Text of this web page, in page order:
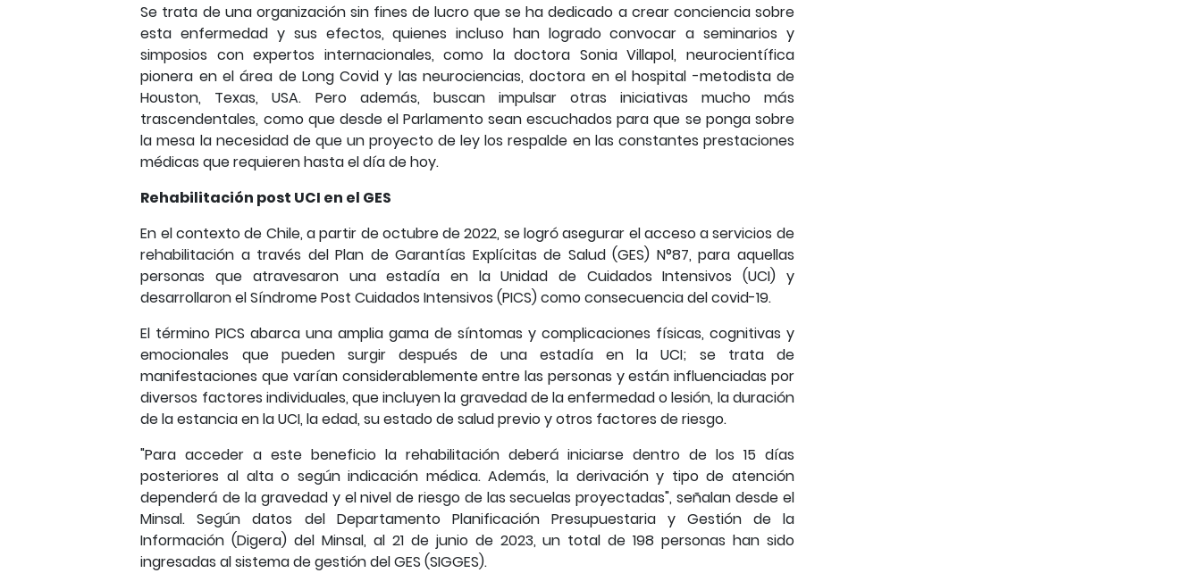
Se trata de una organización sin fines de lucro que se ha dedicado a crear conciencia sobre
esta enfermedad y sus efectos, quienes incluso han logrado convocar a seminarios y
simposios con expertos internacionales, como la doctora Sonia Villapol, neurocientífica
pionera en el área de Long Covid y las neurociencias, doctora en el hospital -metodista de
Houston, Texas, USA. Pero además, buscan impulsar otras iniciativas mucho más
trascendentales, como que desde el Parlamento sean escuchados para que se ponga sobre
la mesa la necesidad de que un proyecto de ley los respalde en las constantes prestaciones
médicas que requieren hasta el día de hoy.
Rehabilitación post UCI en el GES
En el contexto de Chile, a partir de octubre de 2022, se logró asegurar el acceso a servicios de
rehabilitación a través del Plan de Garantías Explícitas de Salud (GES) N°87, para aquellas
personas que atravesaron una estadía en la Unidad de Cuidados Intensivos (UCI) y
desarrollaron el Síndrome Post Cuidados Intensivos (PICS) como consecuencia del covid-19.
El término PICS abarca una amplia gama de síntomas y complicaciones físicas, cognitivas y
emocionales que pueden surgir después de una estadía en la UCI; se trata de
manifestaciones que varían considerablemente entre las personas y están influenciadas por
diversos factores individuales, que incluyen la gravedad de la enfermedad o lesión, la duración
de la estancia en la UCI, la edad, su estado de salud previo y otros factores de riesgo.
"Para acceder a este beneficio la rehabilitación deberá iniciarse dentro de los 15 días
posteriores al alta o según indicación médica. Además, la derivación y tipo de atención
dependerá de la gravedad y el nivel de riesgo de las secuelas proyectadas", señalan desde el
Minsal. Según datos del Departamento Planificación Presupuestaria y Gestión de la
Información (Digera) del Minsal, al 21 de junio de 2023, un total de 198 personas han sido
ingresadas al sistema de gestión del GES (SIGGES).